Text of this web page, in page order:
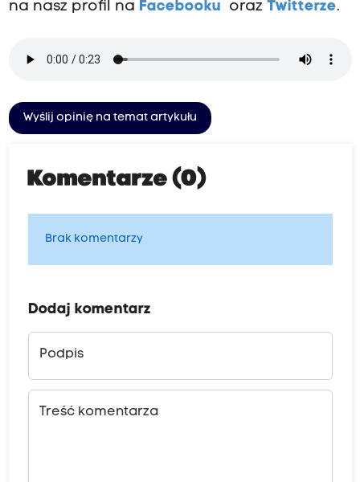
na nasz profil na Facebooku oraz Twitterze.
Wyślij opinię na temat artykułu
Komentarze (0)
Brak komentarzy
Dodaj komentarz
Podpis
Treść komentarza